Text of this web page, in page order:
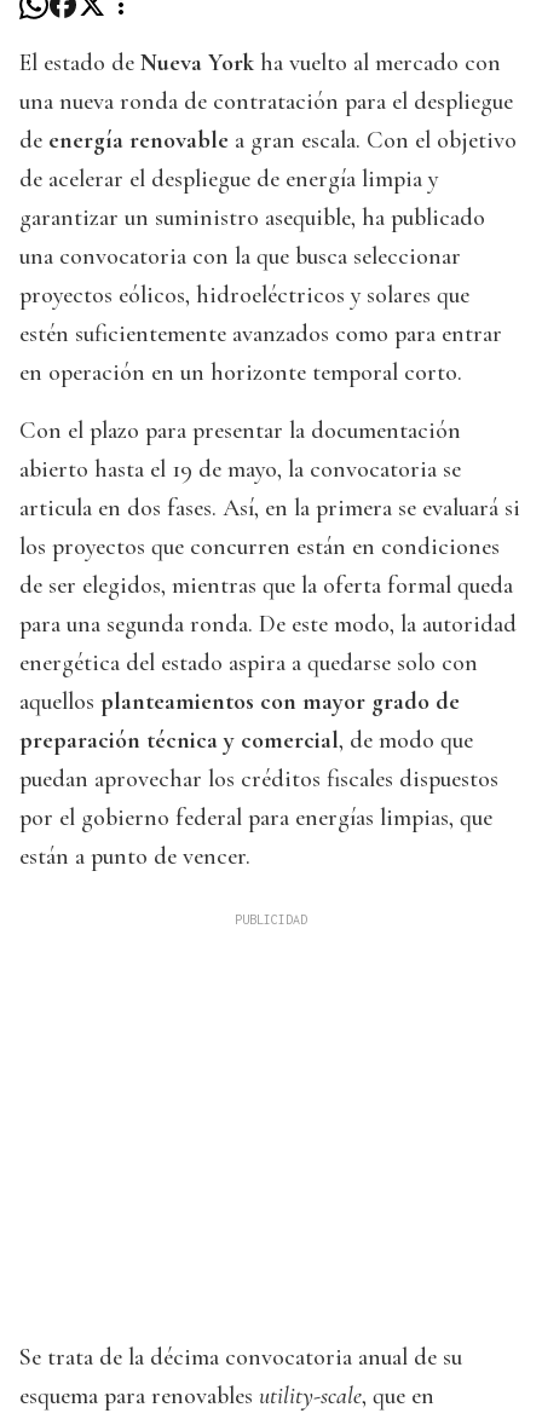
El estado de Nueva York ha vuelto al mercado con
una nueva ronda de contratación para el despliegue
de energía renovable a gran escala. Con el objetivo
de acelerar el despliegue de energía limpia y
garantizar un suministro asequible, ha publicado
una convocatoria con la que busca seleccionar
proyectos eólicos, hidroeléctricos y solares que
estén suficientemente avanzados como para entrar
en operación en un horizonte temporal corto.
Con el plazo para presentar la documentación
abierto hasta el 19 de mayo, la convocatoria se
articula en dos fases. Así, en la primera se evaluará si
los proyectos que concurren están en condiciones
de ser elegidos, mientras que la oferta formal queda
para una segunda ronda. De este modo, la autoridad
energética del estado aspira a quedarse solo con
aquellos planteamientos con mayor grado de
preparación técnica y comercial, de modo que
puedan aprovechar los créditos fiscales dispuestos
por el gobierno federal para energías limpias, que
están a punto de vencer.
Se trata de la décima convocatoria anual de su
esquema para renovables utility-scale, que en